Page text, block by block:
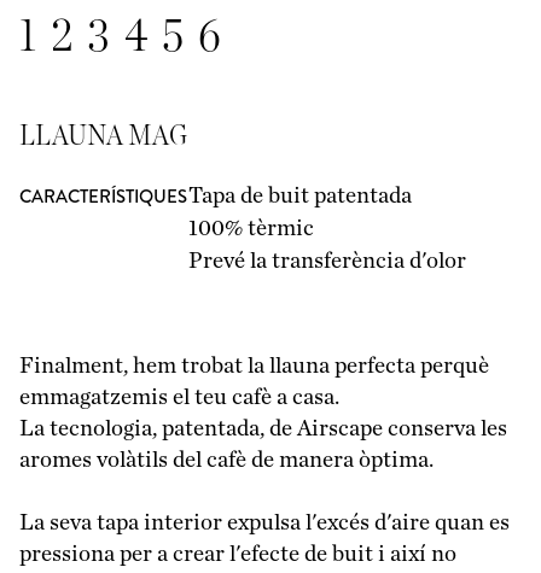
1 2 3 4 5 6
LLAUNA MAG
CARACTERÍSTIQUESTapa de buit patentada
100% tèrmic
Prevé la transferència d'olor
Finalment, hem trobat la llauna perfecta perquè
emmagatzemis el teu cafè a casa.
La tecnologia, patentada, de Airscape conserva les
aromes volàtils del cafè de manera òptima.
La seva tapa interior expulsa l'excés d'aire quan es
pressiona per a crear l'efecte de buit i així no